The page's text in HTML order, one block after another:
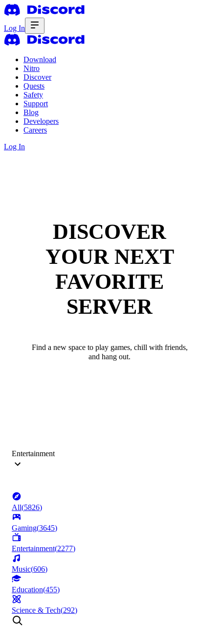
Log In
Download
Nitro
Discover
Quests
Safety
Support
Blog
Developers
Careers
Log In
DISCOVER
YOUR NEXT
FAVORITE
SERVER
Find a new space to play games, chill with friends,
and hang out.
Entertainment
All(5826)
Gaming(3645)
Entertainment(2277)
Music(606)
Education(455)
Science & Tech(292)